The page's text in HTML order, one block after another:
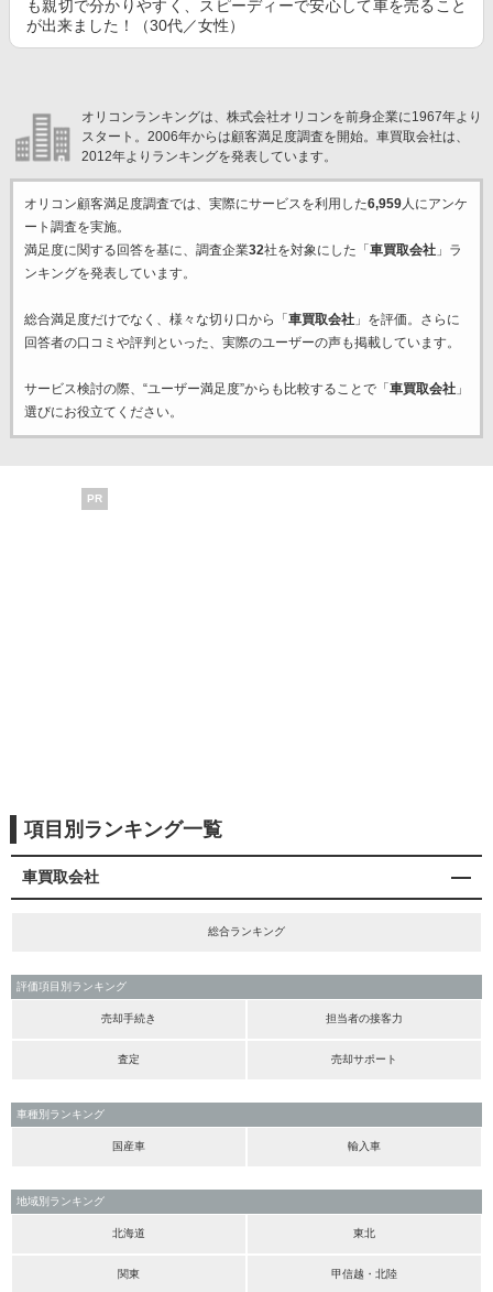
も親切で分かりやすく、スピーディーで安心して車を売ること
が出来ました！（30代／女性）
オリコンランキングは、株式会社オリコンを前身企業に1967年より
スタート。2006年からは顧客満足度調査を開始。車買取会社は、
2012年よりランキングを発表しています。
オリコン顧客満足度調査では、実際にサービスを利用した6,959人にアンケ
ート調査を実施。
満足度に関する回答を基に、調査企業32社を対象にした「 車買取会社」ラ
ンキングを発表しています。
総合満足度だけでなく、様々な切り口から「 車買取会社」を評価。さらに
回答者の口コミや評判といった、実際のユーザーの声も掲載しています。
サービス検討の際、“ユーザー満足度”からも比較することで「 車買取会社」
選びにお役立てください。
PR
項目別ランキング一覧
車買取会社
総合ランキング
評価項目別ランキング
売却手続き 担当者の接客力
査定 売却サポート
車種別ランキング
国産車 輸入車
地域別ランキング
北海道 東北
関東 甲信越・北陸